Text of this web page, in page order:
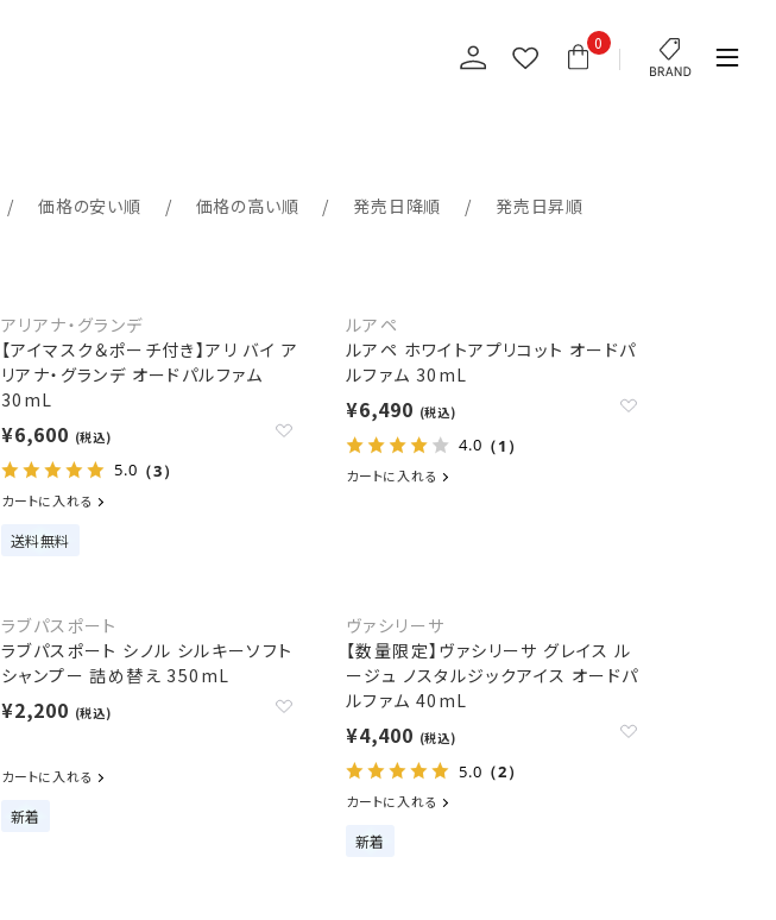
0
価格の安い順 価格の高い順 発売日降順 発売日昇順
アリアナ・グランデ
【アイマスク＆ポーチ付き】アリ バイ ア
リアナ・グランデ オードパルファム
30mL
¥6,600 (税込)
5.0 （3）
カートに入れる
送料無料
ルアペ
ルアペ ホワイトアプリコット オードパ
ルファム 30mL
¥6,490 (税込)
4.0 （1）
カートに入れる
ラブパスポート
ラブパスポート シノル シルキーソフト
シャンプー 詰め替え 350mL
¥2,200 (税込)
カートに入れる
新着
ヴァシリーサ
【数量限定】ヴァシリーサ グレイス ル
ージュ ノスタルジックアイス オードパ
ルファム 40mL
¥4,400 (税込)
5.0 （2）
カートに入れる
新着